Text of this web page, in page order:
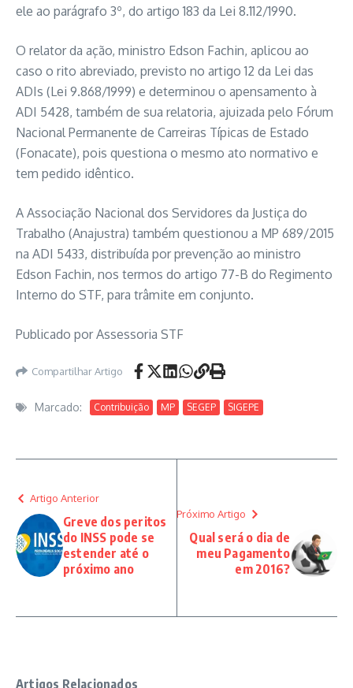
ele ao parágrafo 3º, do artigo 183 da Lei 8.112/1990.
O relator da ação, ministro Edson Fachin, aplicou ao
caso o rito abreviado, previsto no artigo 12 da Lei das
ADIs (Lei 9.868/1999) e determinou o apensamento à
ADI 5428, também de sua relatoria, ajuizada pelo Fórum
Nacional Permanente de Carreiras Típicas de Estado
(Fonacate), pois questiona o mesmo ato normativo e
tem pedido idêntico.
A Associação Nacional dos Servidores da Justiça do
Trabalho (Anajustra) também questionou a MP 689/2015
na ADI 5433, distribuída por prevenção ao ministro
Edson Fachin, nos termos do artigo 77-B do Regimento
Interno do STF, para trâmite em conjunto.
Publicado por Assessoria STF
Compartilhar Artigo
Marcado: Contribuição MP SEGEP SIGEPE
Artigo Anterior
Greve dos peritos
do INSS pode se
estender até o
próximo ano
Próximo Artigo
Qual será o dia de
meu Pagamento
em 2016?
Artigos Relacionados